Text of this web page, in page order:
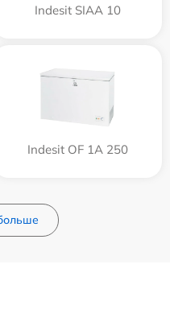
Indesit SIAA 10
Indesit OF 1A 250